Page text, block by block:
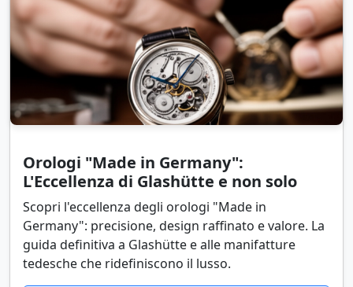
Orologi "Made in Germany":
L'Eccellenza di Glashütte e non solo
Scopri l'eccellenza degli orologi "Made in
Germany": precisione, design raffinato e valore. La
guida definitiva a Glashütte e alle manifatture
tedesche che ridefiniscono il lusso.